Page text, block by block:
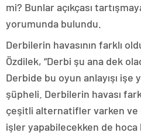
mi? Bunlar açıkçası
yorumunda bulundu.
Derbilerin havasının farklı
Özdilek, “Derbi şu ana dek
Derbide bu oyun anlayışı işe
şüpheli. Derbilerin havası
çeşitli alternatifler varken ve
işler yapabilecekken de